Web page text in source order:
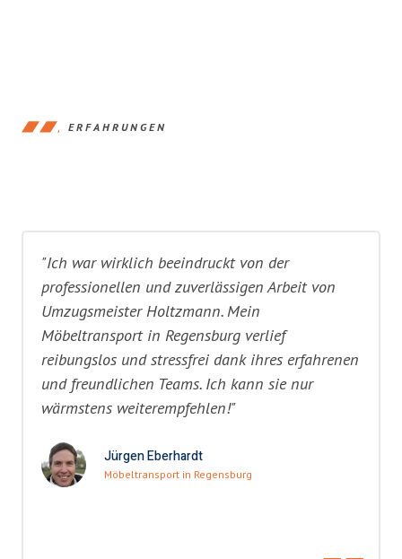
ERFAHRUNGEN
"Ich war wirklich beeindruckt von der
professionellen und zuverlässigen Arbeit von
Umzugsmeister Holtzmann. Mein
Möbeltransport in Regensburg verlief
reibungslos und stressfrei dank ihres erfahrenen
und freundlichen Teams. Ich kann sie nur
wärmstens weiterempfehlen!"
Jürgen Eberhardt
Möbeltransport in Regensburg